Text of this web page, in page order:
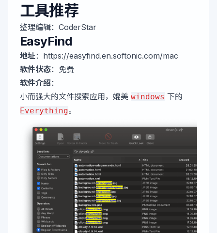
工具推荐
整理编辑： CoderStar
EasyFind
地址： https://easyfind.en.softonic.com/mac
软件状态：免费
软件介绍：
小而强大的文件搜索应用，媲美 windows 下的
Everything。